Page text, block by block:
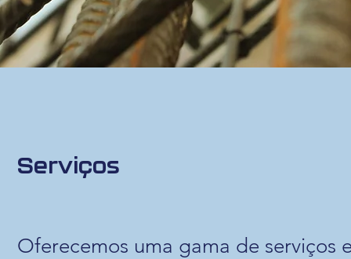
Serviços
Oferecemos uma gama de serviços